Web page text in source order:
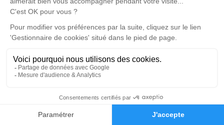
Faire-part Hommages
Un service de plantation d’arbre hommage est
disponible ici.
Je rends hommage
Cérémonie civile
Cimetière de Sannat
23110 Sannat